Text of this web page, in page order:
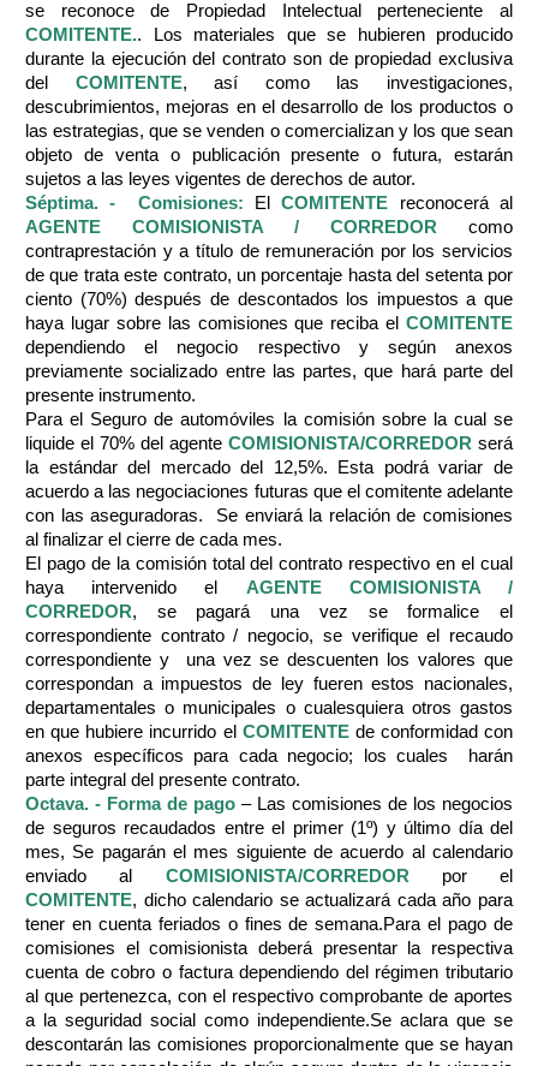
se reconoce de Propiedad Intelectual perteneciente al
COMITENTE.. Los materiales que se hubieren producido
durante la ejecución del contrato son de propiedad exclusiva
del COMITENTE, así como las investigaciones,
descubrimientos, mejoras en el desarrollo de los productos o
las estrategias, que se venden o comercializan y los que sean
objeto de venta o publicación presente o futura, estarán
sujetos a las leyes vigentes de derechos de autor.
Séptima. - Comisiones: ElCOMITENTE reconocerá al
AGENTE COMISIONISTA / CORREDOR como
contraprestación y a título de remuneración por los servicios
de que trata este contrato, un porcentaje hasta del setenta por
ciento (70%) después de descontados los impuestos a que
haya lugar sobre las comisiones que reciba el COMITENTE
dependiendo el negocio respectivo y según anexos
previamente socializado entre las partes, que hará parte del
presente instrumento.
Para el Seguro de automóviles la comisión sobre la cual se
liquide el 70% del agente COMISIONISTA/CORREDOR será
la estándar del mercado del 12,5%. Esta podrá variar de
acuerdo a las negociaciones futuras que el comitente adelante
con las aseguradoras. Se enviará la relación de comisiones
al finalizar el cierre de cada mes.
El pago de la comisión total del contrato respectivo en el cual
haya intervenido el AGENTE COMISIONISTA /
CORREDOR, se pagará una vez se formalice el
correspondiente contrato / negocio, se verifique el recaudo
correspondiente y una vez se descuenten los valores que
correspondan a impuestos de ley fueren estos nacionales,
departamentales o municipales o cualesquiera otros gastos
en que hubiere incurrido el COMITENTE de conformidad con
anexos específicos para cada negocio; los cuales harán
parte integral del presente contrato.
Octava. - Forma de pago – Las comisiones de los negocios
de seguros recaudados entre el primer (1º) y último día del
mes, Se pagarán el mes siguiente de acuerdo al calendario
enviado al COMISIONISTA/CORREDOR por el
COMITENTE, dicho calendario se actualizará cada año para
tener en cuenta feriados o fines de semana.Para el pago de
comisiones el comisionista deberá presentar la respectiva
cuenta de cobro o factura dependiendo del régimen tributario
al que pertenezca, con el respectivo comprobante de aportes
a la seguridad social como independiente.Se aclara que se
descontarán las comisiones proporcionalmente que se hayan